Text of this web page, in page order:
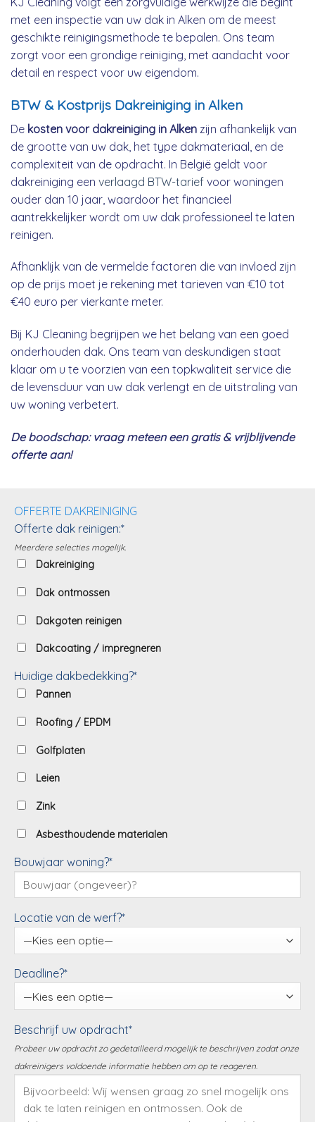
met een inspectie van uw dak in Alken om de meest
geschikte reinigingsmethode te bepalen. Ons team
zorgt voor een grondige reiniging, met aandacht voor
detail en respect voor uw eigendom.
BTW & Kostprijs Dakreiniging in Alken
De kosten voor dakreiniging in Alken zijn afhankelijk van
de grootte van uw dak, het type dakmateriaal, en de
complexiteit van de opdracht. In België geldt voor
dakreiniging een verlaagd BTW-tarief voor woningen
ouder dan 10 jaar, waardoor het financieel
aantrekkelijker wordt om uw dak professioneel te laten
reinigen.
Afhanklijk van de vermelde factoren die van invloed zijn
op de prijs moet je rekening met tarieven van €10 tot
€40 euro per vierkante meter.
Bij KJ Cleaning begrijpen we het belang van een goed
onderhouden dak. Ons team van deskundigen staat
klaar om u te voorzien van een topkwaliteit service die
de levensduur van uw dak verlengt en de uitstraling van
uw woning verbetert.
De boodschap: vraag meteen een gratis & vrijblijvende
offerte aan!
OFFERTE DAKREINIGING
Offerte dak reinigen:*
Meerdere selecties mogelijk.
Dakreiniging
Dak ontmossen
Dakgoten reinigen
Dakcoating / impregneren
Huidige dakbedekking?*
Pannen
Roofing / EPDM
Golfplaten
Leien
Zink
Asbesthoudende materialen
Bouwjaar woning?*
Locatie van de werf?*
Deadline?*
Beschrijf uw opdracht*
Probeer uw opdracht zo gedetailleerd mogelijk te beschrijven zodat onze
dakreinigers voldoende informatie hebben om op te reageren.